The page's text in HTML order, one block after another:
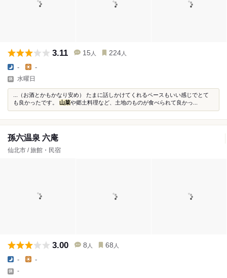
3.11 15 人 224 人
- -
水曜日
...（お酒とかもかなり安め） たまに話しかけてくれるペースもいい感じでとて
も良かったです。 山菜や郷土料理など、土地のものが食べられて良かっ...
孫六温泉 六庵
仙北市 / 旅館・民宿
3.00 8 人 68 人
- -
-